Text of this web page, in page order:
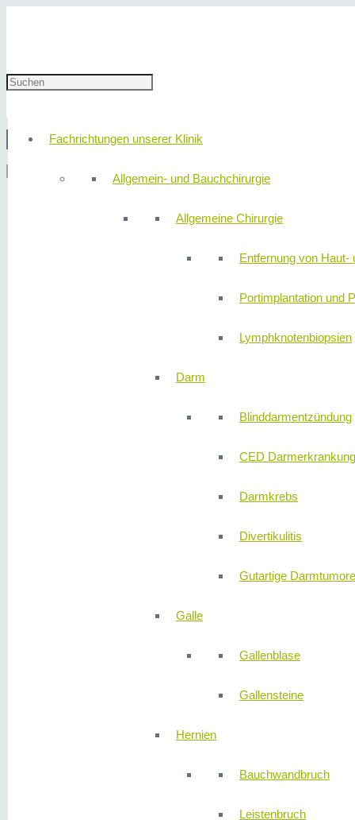
Fachrichtungen unserer Klinik
Allgemein- und Bauchchirurgie
Allgemeine Chirurgie
Entfernung von Haut-
Portimplantation und
Lymphknotenbiopsien
Darm
Blinddarmentzündung
CED Darmerkrankung
Darmkrebs
Divertikulitis
Gutartige Darmtumore
Galle
Gallenblase
Gallensteine
Hernien
Bauchwandbruch
Leistenbruch
24. Mai 2022redaktion
Menü